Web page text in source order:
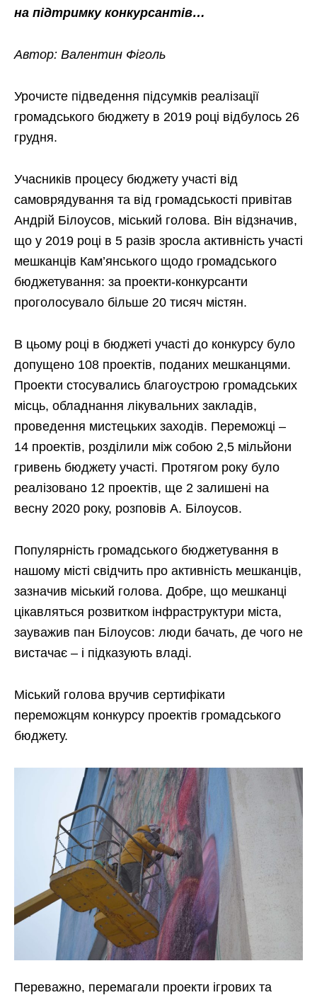
на підтримку конкурсантів…
Автор: Валентин Фіголь
Урочисте підведення підсумків реалізації
громадського бюджету в 2019 році відбулось 26
грудня.
Учасників процесу бюджету участі від
самоврядування та від громадськості привітав
Андрій Білоусов, міський голова. Він відзначив,
що у 2019 році в 5 разів зросла активність участі
мешканців Кам’янського щодо громадського
бюджетування: за проекти-конкурсанти
проголосувало більше 20 тисяч містян.
В цьому році в бюджеті участі до конкурсу було
допущено 108 проектів, поданих мешканцями.
Проекти стосувались благоустрою громадських
місць, обладнання лікувальних закладів,
проведення мистецьких заходів. Переможці –
14 проектів, розділили між собою 2,5 мільйони
гривень бюджету участі. Протягом року було
реалізовано 12 проектів, ще 2 залишені на
весну 2020 року, розповів А. Білоусов.
Популярність громадського бюджетування в
нашому місті свідчить про активність мешканців,
зазначив міський голова. Добре, що мешканці
цікавляться розвитком інфраструктури міста,
зауважив пан Білоусов: люди бачать, де чого не
вистачає – і підказують владі.
Міський голова вручив сертифікати
переможцям конкурсу проектів громадського
бюджету.
Переважно, перемагали проекти ігрових та